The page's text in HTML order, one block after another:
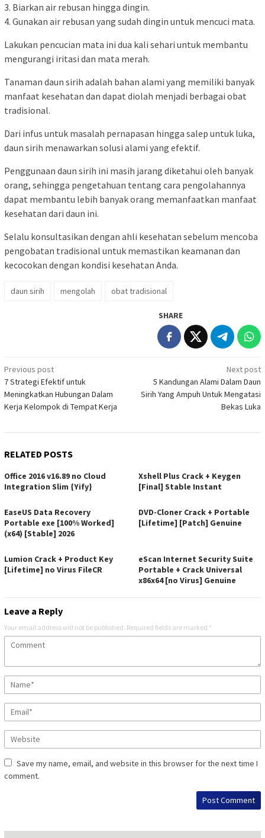
3. Biarkan air rebusan hingga dingin.
4. Gunakan air rebusan yang sudah dingin untuk mencuci mata.
Lakukan pencucian mata ini dua kali sehari untuk membantu
mengurangi iritasi dan mata merah.
Tanaman daun sirih adalah bahan alami yang memiliki banyak
manfaat kesehatan dan dapat diolah menjadi berbagai obat
tradisional.
Dari infus untuk masalah pernapasan hingga salep untuk luka,
daun sirih menawarkan solusi alami yang efektif.
Penggunaan daun sirih ini masih jarang diketahui oleh banyak
orang, sehingga pengetahuan tentang cara pengolahannya
dapat membantu lebih banyak orang memanfaatkan manfaat
kesehatan dari daun ini.
Selalu konsultasikan dengan ahli kesehatan sebelum mencoba
pengobatan tradisional untuk memastikan keamanan dan
kecocokan dengan kondisi kesehatan Anda.
daun sirih mengolah obat tradisional
SHARE
Post
navigation
Previous post
7 Strategi Efektif untuk
Meningkatkan Hubungan Dalam
Kerja Kelompok di Tempat Kerja
Next post
5 Kandungan Alami Dalam Daun
Sirih Yang Ampuh Untuk Mengatasi
Bekas Luka
RELATED POSTS
Office 2016 v16.89 no Cloud
Integration Slim {Yify}
Xshell Plus Crack + Keygen
[Final] Stable Instant
EaseUS Data Recovery
Portable exe [100% Worked]
(x64) [Stable] 2026
DVD-Cloner Crack + Portable
[Lifetime] [Patch] Genuine
Lumion Crack + Product Key
[Lifetime] no Virus FileCR
eScan Internet Security Suite
Portable + Crack Universal
x86x64 [no Virus] Genuine
Leave a Reply
Your email address will not be published. Required fields are marked *
Save my name, email, and website in this browser for the next time I
comment.